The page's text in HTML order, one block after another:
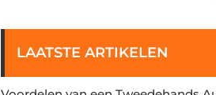
LAATSTE ARTIKELEN